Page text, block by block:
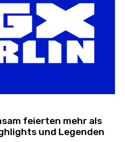
feierten mehr als
und Legenden